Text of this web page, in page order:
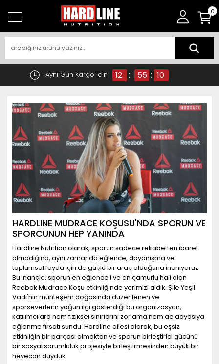
0
Aynı Gün Kargo İçin 12 : 55 : 10
HARDLINE MUDRACE KOŞUSU'NDA SPORUN VE
SPORCUNUN HEP YANINDA
Hardline Nutrition olarak, sporun sadece rekabetten ibaret
olmadığına, aynı zamanda eğlence, dayanışma ve
toplumsal fayda için de güçlü bir araç olduğuna inanıyoruz.
Bu inançla, sporun en eğlenceli ve en çamurlu hali olan
Reebok Mudrace Koşu etkinliğinde yerimizi aldık. Şile Yeşil
Vadi'nin muhteşem doğasında düzenlenen ve
sporseverlerin yoğun ilgi gösterdiği bu organizasyon,
katılımcılara hem fiziksel sınırlarını zorlama hem de doyasıya
eğlenme fırsatı sundu. Hardline ailesi olarak, bu eşsiz
etkinliğin bir parçası olmaktan ve sporun birleştirici gücünü
bir sosyal sorumluluk projesiyle birleştirmesinden büyük bir
heyecan duyduk.